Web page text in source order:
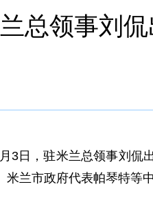
总领事刘
3日，驻米兰总领事刘侃
米兰市政府代表帕琴特等